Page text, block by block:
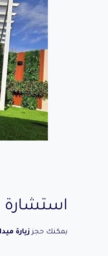
يمكنك حجززيارة